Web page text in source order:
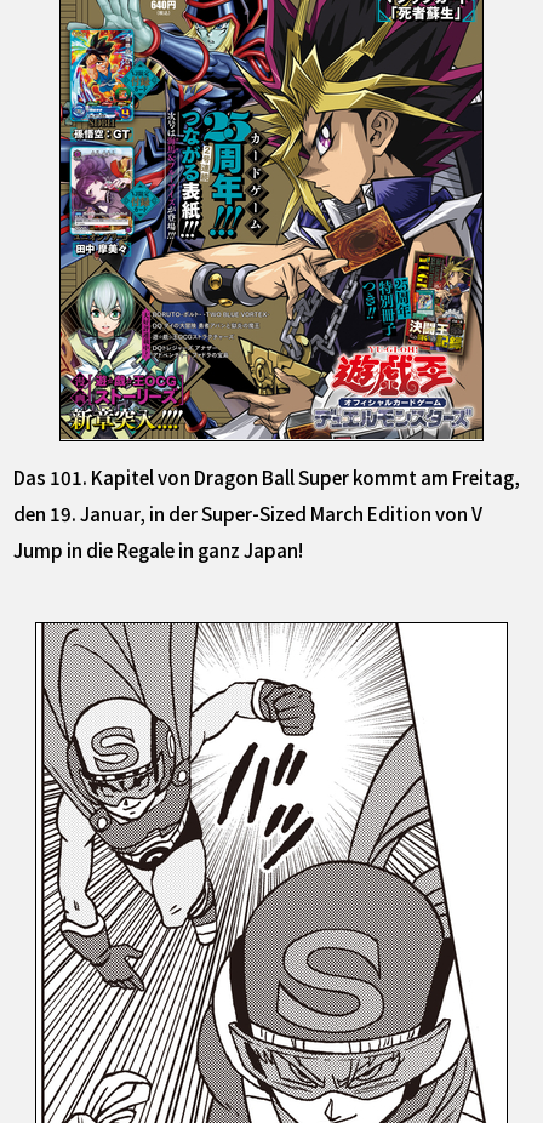
Das 101. Kapitel von Dragon Ball Super kommt am Freitag,
den 19. Januar, in der Super-Sized March Edition von V
Jump in die Regale in ganz Japan!